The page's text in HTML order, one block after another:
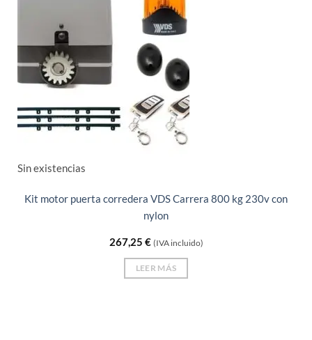
Sin existencias
Kit motor puerta corredera VDS Carrera 800 kg 230v con
nylon
267,25 € (IVA incluido)
LEER MÁS